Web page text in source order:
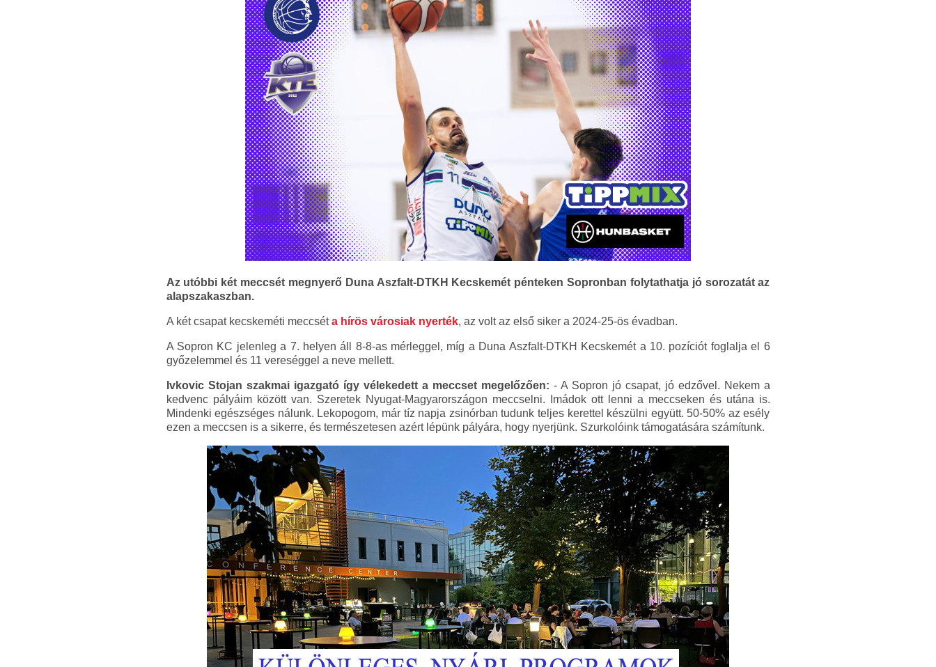
Az utóbbi két meccsét megnyerő Duna Aszfalt-DTKH Kecskemét pénteken Sopronban folytathatja jó sorozatát az
alapszakaszban.
A két csapat kecskeméti meccséta hírös városiak nyerték, az volt az első siker a 2024-25-ös évadban.
A Sopron KC jelenleg a 7. helyen áll 8-8-as mérleggel, míg a Duna Aszfalt-DTKH Kecskemét a 10. pozíciót foglalja el 6
győzelemmel és 11 vereséggel a neve mellett.
Ivkovic Stojan szakmai igazgató így vélekedett a meccset megelőzően: - A Sopron jó csapat, jó edzővel. Nekem a
kedvenc pályáim között van. Szeretek Nyugat-Magyarországon meccselni. Imádok ott lenni a meccseken és utána is.
Mindenki egészséges nálunk. Lekopogom, már tíz napja zsinórban tudunk teljes kerettel készülni együtt. 50-50% az esély
ezen a meccsen is a sikerre, és természetesen azért lépünk pályára, hogy nyerjünk. Szurkolóink támogatására számítunk.